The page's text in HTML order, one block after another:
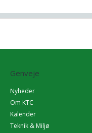
Genveje
Nyheder
Om KTC
Kalender
Teknik & Miljø